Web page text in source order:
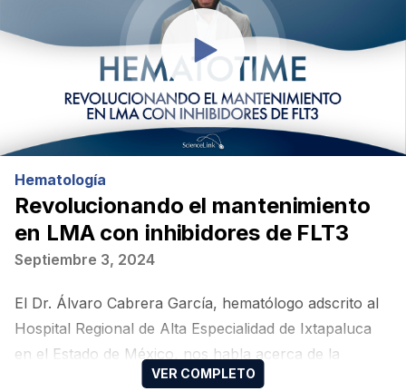
Hematología
Revolucionando el mantenimiento
en LMA con inhibidores de FLT3
Septiembre 3, 2024
El Dr. Álvaro Cabrera García, hematólogo adscrito al
Hospital Regional de Alta Especialidad de Ixtapaluca
en el Estado de México, nos habla acerca de la
revolución en el mantenimiento de la LMA con